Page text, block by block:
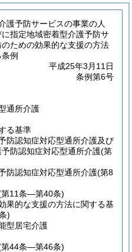
護予防サービスの事業の人
指定地域密着型介護予防サ
ための効果的な支援の方法
例
平成25年3月11日
条例第6号
通所介護
る基準
防認知症対応型通所介護及び
防認知症対応型通所介護(第
防認知症対応型通所介護(第8
11条―第40条)
果的な支援の方法に関する基
)
型居宅介護
44条―第46条)